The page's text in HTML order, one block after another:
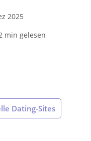
2025
min gelesen
Dating-Sites